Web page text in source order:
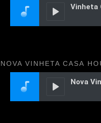
NOVA VINHETA CASA